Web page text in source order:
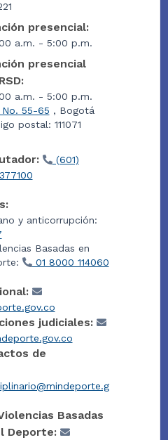
presencial:
a.m. - 5:00 p.m.
presencial
a.m. - 5:00 p.m.
No. 55-65 , Bogotá
postal: 111071
(601)
y anticorrupción:
Basadas en
01 8000 114060
judiciales:
de
Basadas
Deporte: